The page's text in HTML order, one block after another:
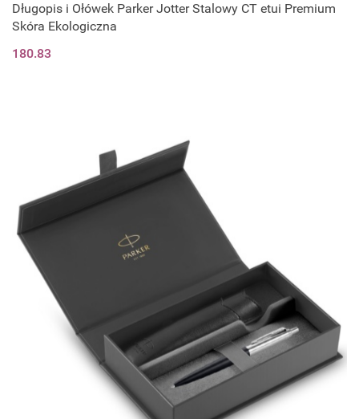
Długopis i Ołówek Parker Jotter Stalowy CT etui Premium
Skóra Ekologiczna
180.83